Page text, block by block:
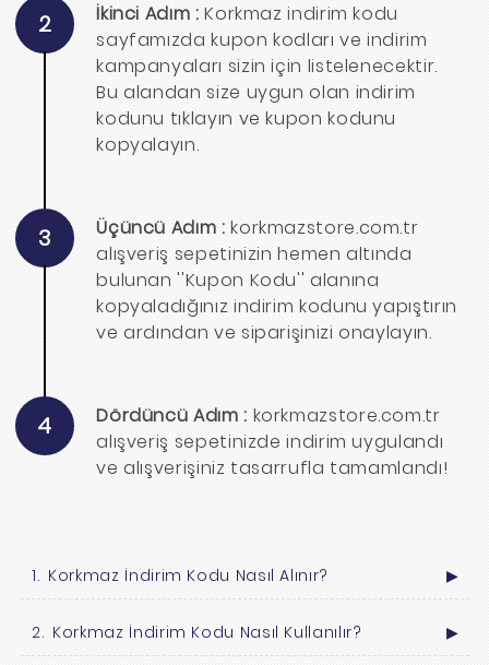
2 İkinci Adım : Korkmaz indirim kodu
sayfamızda kupon kodları ve indirim
kampanyaları sizin için listelenecektir.
Bu alandan size uygun olan indirim
kodunu tıklayın ve kupon kodunu
kopyalayın.
3 Üçüncü Adım : korkmazstore.com.tr
alışveriş sepetinizin hemen altında
bulunan ''Kupon Kodu'' alanına
kopyaladığınız indirim kodunu yapıştırın
ve ardından ve siparişinizi onaylayın.
4 Dördüncü Adım : korkmazstore.com.tr
alışveriş sepetinizde indirim uygulandı
ve alışverişiniz tasarrufla tamamlandı!
Korkmaz İndirim Kodu Nasıl Alınır? ▶
Korkmaz İndirim Kodu Nasıl Kullanılır? ▶